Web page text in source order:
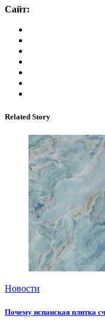
Сайт:
Related Story
Новости
Почему испанская плитка